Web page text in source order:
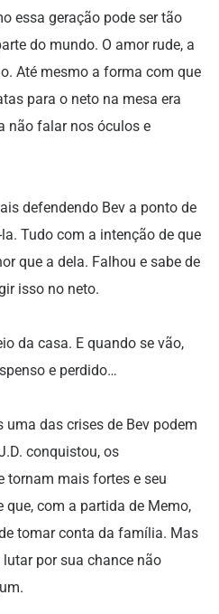
essa geração pode ser tão
do mundo. O amor rude, a
Até mesmo a forma com que
para o neto na mesa era
não falar nos óculos e
defendendo Bev a ponto de
Tudo com a intenção de que
que a dela. Falhou e sabe de
isso no neto.
da casa. E quando se vão,
e perdido…
das crises de Bev podem
conquistou, os
tornam mais fortes e seu
que, com a partida de Memo,
tomar conta da família. Mas
por sua chance não